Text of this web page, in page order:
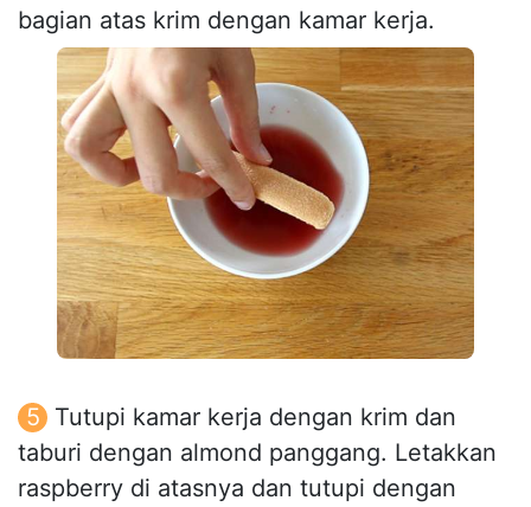
bagian atas krim dengan kamar kerja.
Tutupi kamar kerja dengan krim dan
taburi dengan almond panggang. Letakkan
raspberry di atasnya dan tutupi dengan